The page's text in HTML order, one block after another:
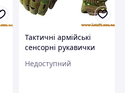
Тактичні армійські
сенсорні рукавички
Original оригінал зі
Недоступний